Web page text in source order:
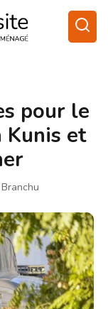
pour le
Kunis et